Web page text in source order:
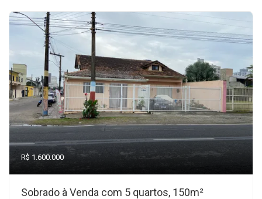
R$ 1.600.000
Sobrado à Venda com 5 quartos, 150m²